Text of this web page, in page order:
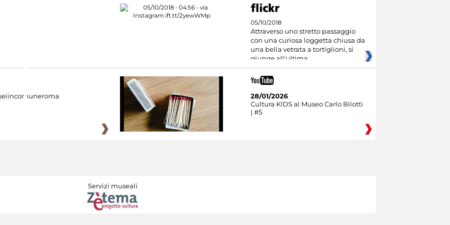
05/10/2018
Attraverso uno stretto passaggio
con una curiosa loggetta chiusa da
una bella vetrata a tortiglioni, si
giunge all'ultima
28/01/2026
Cultura KIDS al Museo Carlo Bilotti
| #5
Servizi museali